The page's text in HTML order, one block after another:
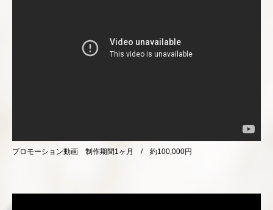
プロモーション動画 制作期間1ヶ月 / 約100,000円